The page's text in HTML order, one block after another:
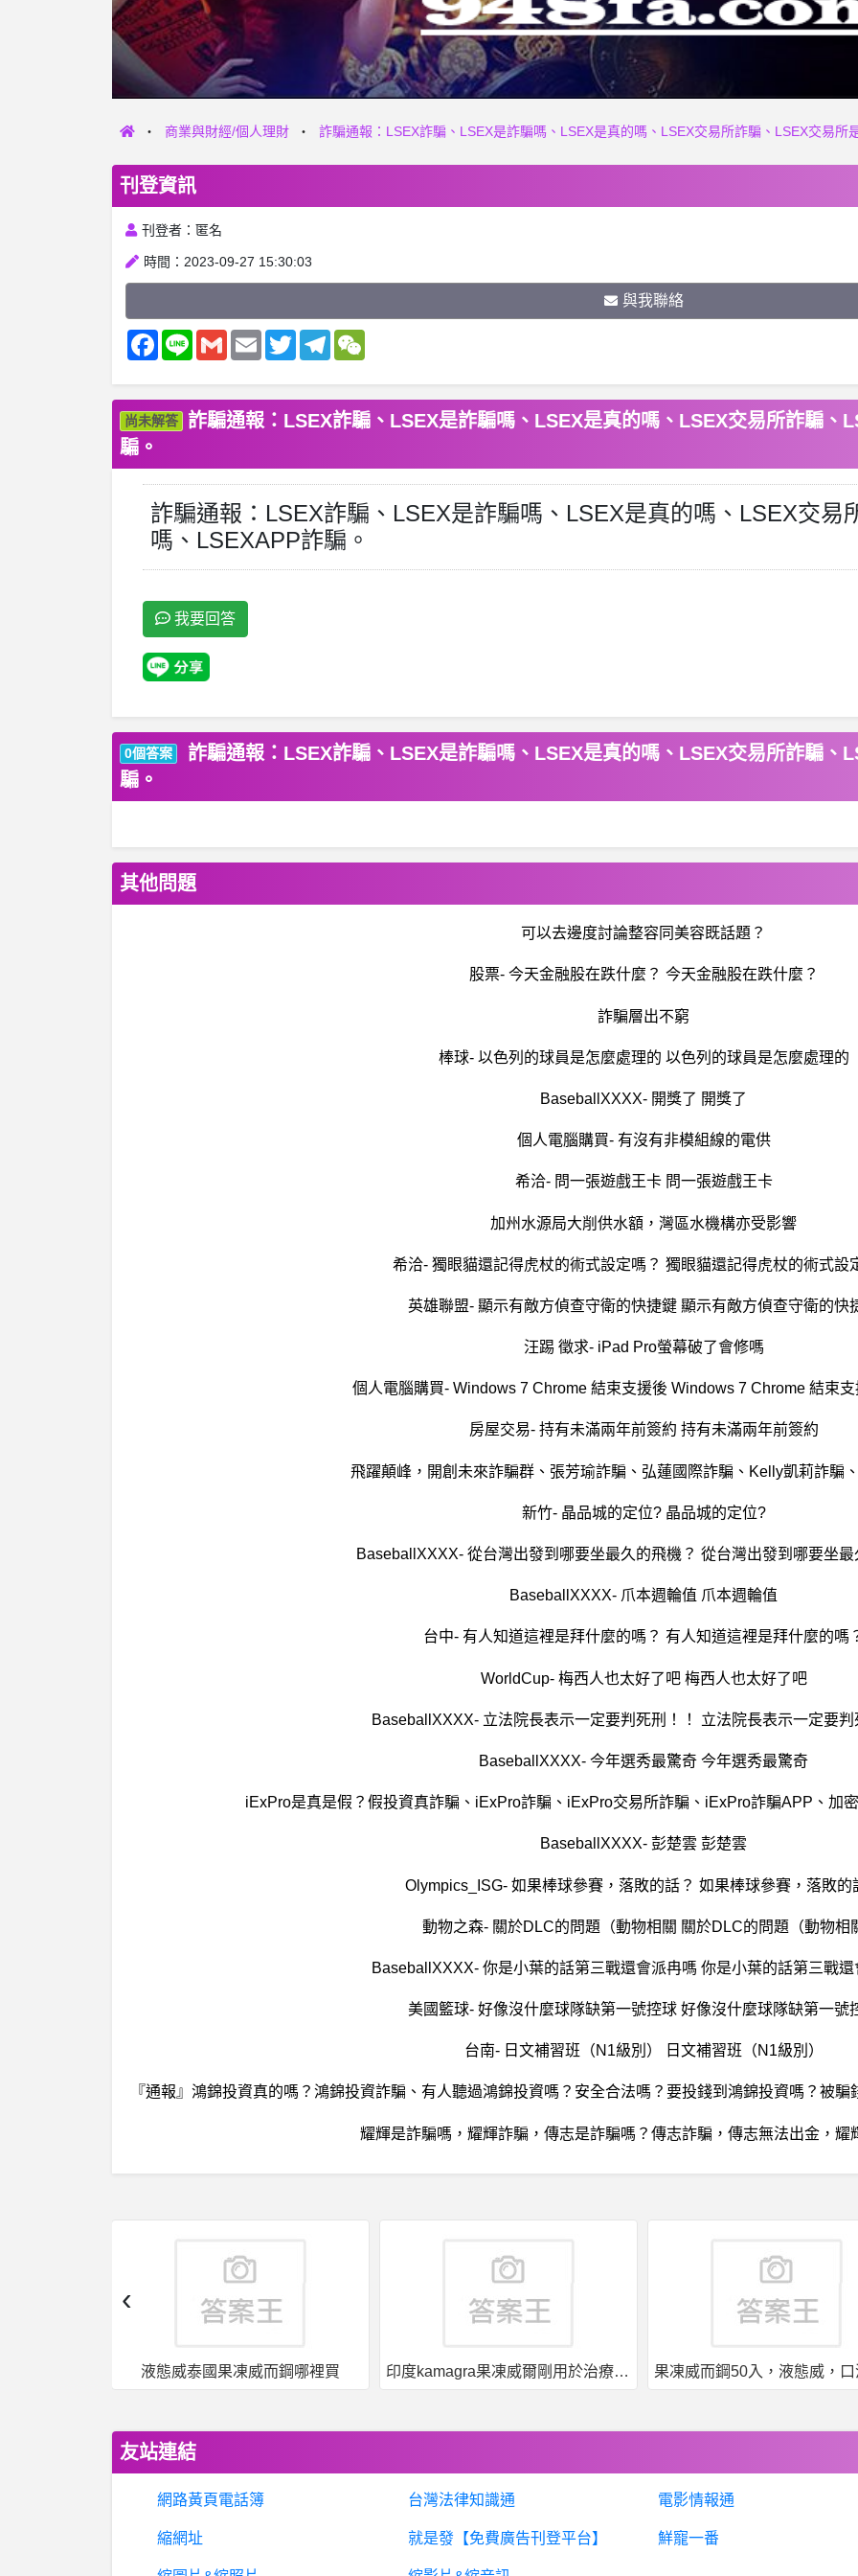
商業與財經/個人理財 詐騙通報：LSEX詐騙、LSEX是詐騙嗎、LSEX是真的嗎、LSEX交易所詐騙、LSEX交易所
刊登資訊
刊登者：匿名
時間：2023-09-27 15:30:03
與我聯絡
Facebook
Line Gmail Email TwitterTelegram
尚未解答
詐騙通報：LSEX詐騙、LSEX是詐騙嗎、LSEX是真的嗎、LSEX交易所詐騙、
騙。
詐騙通報：LSEX詐騙、LSEX是詐騙嗎、LSEX是真的嗎、LSEX交易
嗎、LSEXAPP詐騙。
我要回答
0個答案
詐騙通報：LSEX詐騙、LSEX是詐騙嗎、LSEX是真的嗎、LSEX交易所詐騙、
騙。
其他問題
可以去邊度討論整容同美容既話題？
股票- 今天金融股在跌什麼？ 今天金融股在跌什麼？
詐騙層出不窮
棒球- 以色列的球員是怎麼處理的 以色列的球員是怎麼處理的
BaseballXXXX- 開獎了 開獎了
個人電腦購買- 有沒有非模組線的電供
希洽- 問一張遊戲王卡 問一張遊戲王卡
加州水源局大削供水額，灣區水機構亦受影響
希洽- 獨眼貓還記得虎杖的術式設定嗎？ 獨眼貓還記得虎杖的術式設
英雄聯盟- 顯示有敵方偵查守衛的快捷鍵 顯示有敵方偵查守衛的快
汪踢 徵求- iPad Pro螢幕破了會修嗎
個人電腦購買- Windows 7 Chrome 結束支援後 Windows 7 Chrome 結束
房屋交易- 持有未滿兩年前簽約 持有未滿兩年前簽約
飛躍顛峰，開創未來詐騙群、張芳瑜詐騙、弘蓮國際詐騙、Kelly凱莉詐騙
新竹- 晶品城的定位? 晶品城的定位?
BaseballXXXX- 從台灣出發到哪要坐最久的飛機？ 從台灣出發到哪要坐
BaseballXXXX- 爪本週輪值 爪本週輪值
台中- 有人知道這裡是拜什麼的嗎？ 有人知道這裡是拜什麼的嗎
WorldCup- 梅西人也太好了吧 梅西人也太好了吧
BaseballXXXX- 立法院長表示一定要判死刑！！ 立法院長表示一定要
BaseballXXXX- 今年選秀最驚奇 今年選秀最驚奇
iExPro是真是假？假投資真詐騙、iExPro詐騙、iExPro交易所詐騙、iExPro詐騙APP、加
BaseballXXXX- 彭楚雲 彭楚雲
Olympics_ISG- 如果棒球參賽，落敗的話？ 如果棒球參賽，落敗的
動物之森- 關於DLC的問題（動物相關 關於DLC的問題（動物相
BaseballXXXX- 你是小葉的話第三戰還會派冉嗎 你是小葉的話第三戰
美國籃球- 好像沒什麼球隊缺第一號控球 好像沒什麼球隊缺第一號
台南- 日文補習班（N1級別） 日文補習班（N1級別）
耀輝是詐騙嗎，耀輝詐騙，傳志是詐騙嗎？傳志詐騙，傳志無法出金，耀
果凍威而鋼50入，液態威，口溶速效
‹
友站連結
網路黃頁電話簿 台灣法律知識通 電影情報通
縮網址 就是發【免費廣告刊登平台】 鮮寵一番